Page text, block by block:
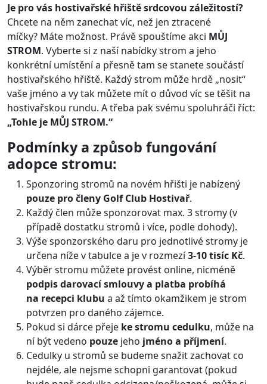
Je pro vás hostivařské hřiště srdcovou záležitostí?
Chcete na něm zanechat víc, než jen ztracené
míčky? Máte možnost. Právě spouštíme akci MŮJ
STROM. Vyberte si z naší nabídky strom a jeho
konkrétní umístění a přesně tam se stanete součástí
hostivařského hřiště. Každý strom může hrdě „nosit“
vaše jméno a vy tak můžete mít o důvod víc se těšit na
hostivařskou rundu. A třeba pak svému spoluhráči říct:
„Tohle je MŮJ STROM.“
Podmínky a způsob fungování
adopce stromu:
Sponzoring stromů na novém hřišti je nabízený
pouze pro členy Golf Club Hostivař.
Každý člen může sponzorovat max. 3 stromy (v
případě dostatku stromů i více, podle dohody).
Výše sponzorského daru pro jednotlivé stromy je
určena níže v tabulce a je v rozmezí3-10 tisíc Kč.
Výběr stromu můžete provést online, nicméně
podpis darovací smlouvy a platba probíhá
na recepci klubu a až tímto okamžikem je strom
potvrzen pro daného zájemce.
Pokud si dárce přeje ke stromu cedulku, může na
ní být vedeno pouze jeho jméno a příjmení.
Cedulky u stromů se budeme snažit zachovat co
nejdéle, ale nejsme schopni garantovat (pokud